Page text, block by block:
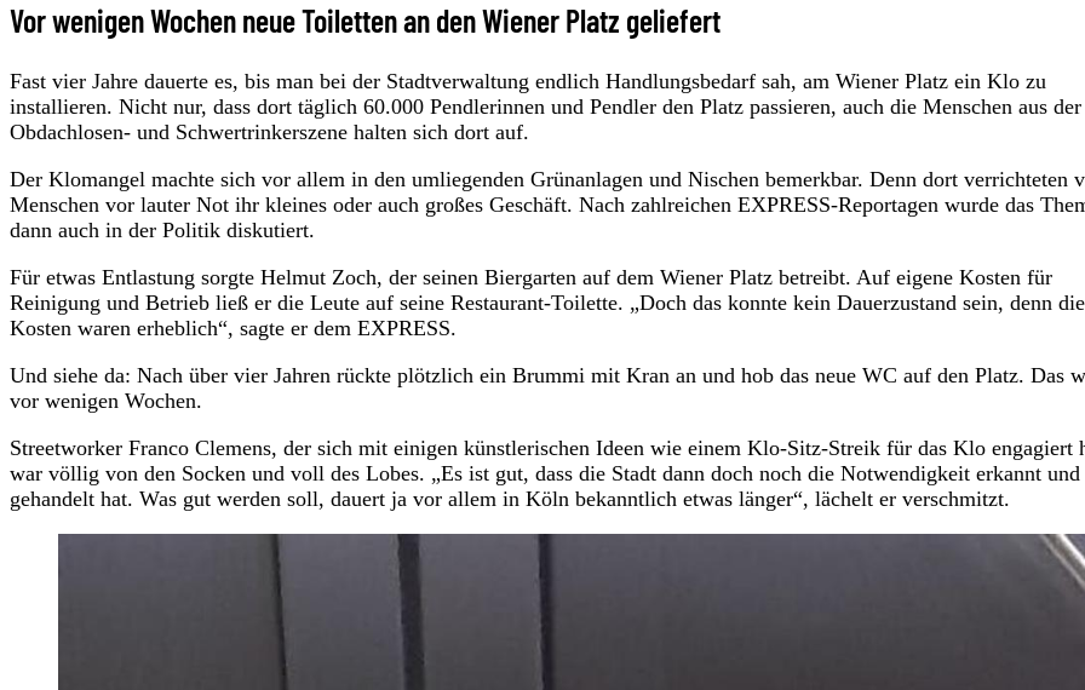
Vor wenigen Wochen neue Toiletten an den Wiener Platz geliefert
Fast vier Jahre dauerte es, bis man bei der Stadtverwaltung endlich Handlungsbedarf sah, am Wiener Platz ein Klo zu
installieren. Nicht nur, dass dort täglich 60.000 Pendlerinnen und Pendler den Platz passieren, auch die Menschen aus der
Obdachlosen- und Schwertrinkerszene halten sich dort auf.
Der Klomangel machte sich vor allem in den umliegenden Grünanlagen und Nischen bemerkbar. Denn dort verrichteten
Menschen vor lauter Not ihr kleines oder auch großes Geschäft. Nach zahlreichen EXPRESS-Reportagen wurde das
dann auch in der Politik diskutiert.
Für etwas Entlastung sorgte Helmut Zoch, der seinen Biergarten auf dem Wiener Platz betreibt. Auf eigene Kosten für
Reinigung und Betrieb ließ er die Leute auf seine Restaurant-Toilette. „Doch das konnte kein Dauerzustand sein, denn die
Kosten waren erheblich“, sagte er dem EXPRESS.
Und siehe da: Nach über vier Jahren rückte plötzlich ein Brummi mit Kran an und hob das neue WC auf den Platz. Das
vor wenigen Wochen.
Streetworker Franco Clemens, der sich mit einigen künstlerischen Ideen wie einem Klo-Sitz-Streik für das Klo engagiert
war völlig von den Socken und voll des Lobes. „Es ist gut, dass die Stadt dann doch noch die Notwendigkeit erkannt und
gehandelt hat. Was gut werden soll, dauert ja vor allem in Köln bekanntlich etwas länger“, lächelt er verschmitzt.